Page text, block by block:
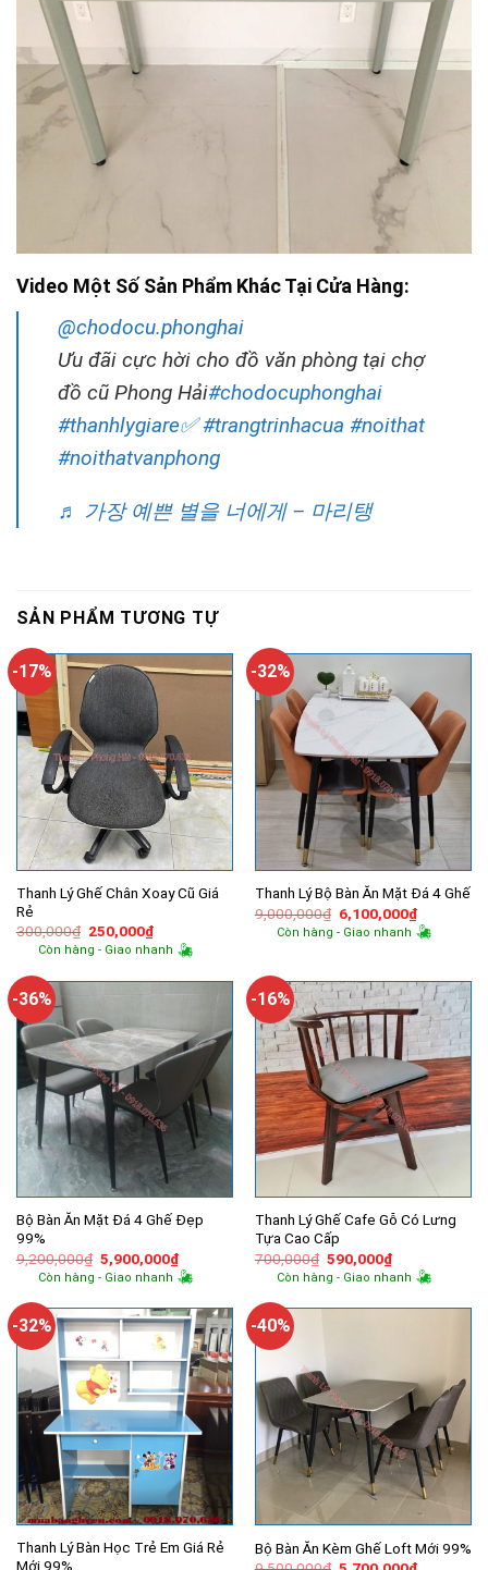
Video Một Số Sản Phẩm Khác Tại Cửa Hàng:
@chodocu.phonghai
Ưu đãi cực hời cho đồ văn phòng tại chợ
đồ cũ Phong Hải#chodocuphonghai
#thanhlygiare✅ #trangtrinhacua #noithat
#noithatvanphong
♬ 가장 예쁜 별을 너에게 – 마리탱
SẢN PHẨM TƯƠNG TỰ
-17%
Thanh Lý Ghế Chân Xoay Cũ Giá
Rẻ
300,000₫ Giá
gốc
là:
250,000₫Giá
hiện
tại
250,000₫.
Còn hàng - Giao nhanh
-32%
Thanh Lý Bộ Bàn Ăn Mặt Đá 4 Ghế
9,000,000₫ Giá
gốc
là:
6,100,000₫Giá
hiện
tại
Còn hàng - Giao nhanh
-36%
Bộ Bàn Ăn Mặt Đá 4 Ghế Đẹp
99%
9,200,000₫ Giá
gốc
là:
5,900,000₫Giá
hiện
tại
5,900,000₫.
Còn hàng - Giao nhanh
-16%
Thanh Lý Ghế Cafe Gỗ Có Lưng
Tựa Cao Cấp
700,000₫ Giá
gốc
là:
590,000₫Giá
hiện
tại
590,000₫.
Còn hàng - Giao nhanh
-32%
Thanh Lý Bàn Học Trẻ Em Giá Rẻ
Mới 99%
-40%
Bộ Bàn Ăn Kèm Ghế Loft Mới 99%